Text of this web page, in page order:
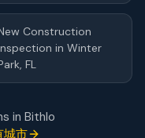
Construction
in Winter
, FL
in Bithlo
城市